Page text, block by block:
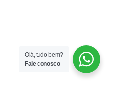
Olá, tudo bem?
Fale conosco